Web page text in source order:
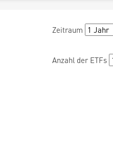
Zeitraum
Anzahl der ETFs